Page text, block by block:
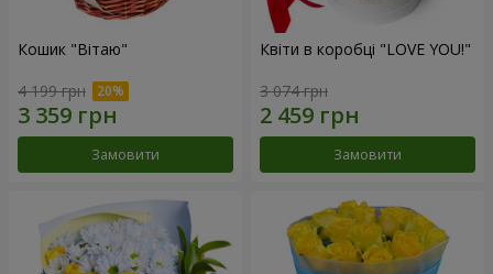
Кошик "Вітаю"
4 199 грн
Замовити
Квіти в коробці "LOVE YOU!"
3 074 грн
Замовити